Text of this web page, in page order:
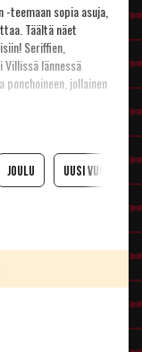
-teemaan sopia asuja,
Täältä näet
Seriffien,
lännessä
jollainen
:)
Joulu Uusi Vuosi